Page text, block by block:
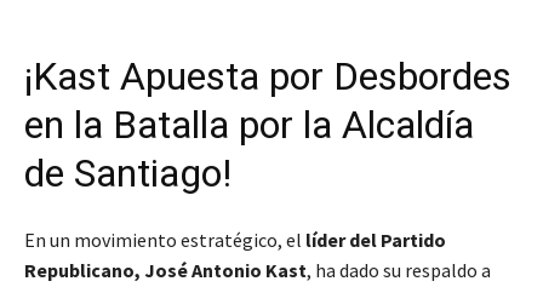
¡Kast Apuesta por Desbordes
en la Batalla por la Alcaldía
de Santiago!
En un movimiento estratégico, el líder del Partido
Republicano, José Antonio Kast, ha dado su respaldo a